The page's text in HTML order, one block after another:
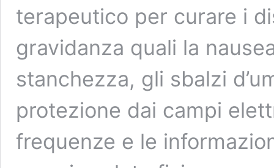
terapeutico per curare i
gravidanza quali la
stanchezza, gli sbalzi
protezione dai campi
frequenze e le